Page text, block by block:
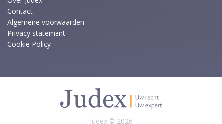
Contact
Algemene voorwaarden
Privacy statement
Cookie Policy
Judex © 2026